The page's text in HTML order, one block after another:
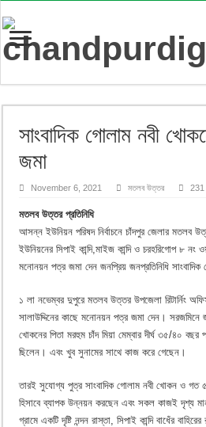
সাংবাদিক গোলাম নবী
জমা
November 6, 2021 মতলব উত্তর 231
মতলব উত্তর প্রতিনিধি
আসন্ন ইউনিয়ন পরিষদ নির্বাচনে চাঁদপুর জেলার মতলব
ইউনিয়নের সিপাই কান্দি,মাইজ কান্দি ও চরহরিগোপ ৮ নং
মনোনয়ন পত্র জমা দেন জনপ্রিয় জনপ্রতিনিধি
১ লা নভেম্বর দুপুরে মতলব উত্তর উপজেলা রিটার্নিং
সালাউদ্দিনের কাছে মনোনয়ন পত্র জমা দেন। সরজমিনে
খোকনের পিতা মরহুম চাঁদ মিয়া মেম্বার দীর্ঘ ৩৫/৪০ বছর
ছিলেন। এবং খুব সুনামের সাথে কাজ করে গেছেন।
তারই সুযোগ্য পুত্র সাংবাদিক গোলাম নবী খোকন ও গত
হিসাবে ব্যাপক উন্নয়ন করছেন এবং সকল কাজই দৃশ্য
গ্রামে একটি দৃষ্টি নন্দন রাস্তা, সিপাই কান্দি বাধেঁর